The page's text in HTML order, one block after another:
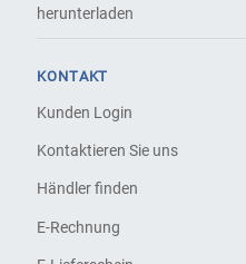
herunterladen
KONTAKT
Kunden Login
Kontaktieren Sie uns
Händler finden
E-Rechnung